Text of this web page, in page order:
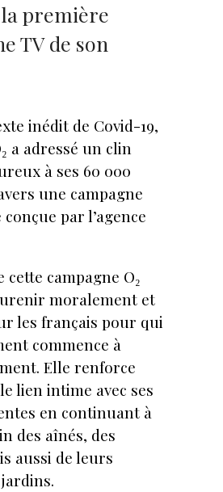
la première
TV de son
inédit de Covid-19,
a adressé un clin
à ses 60 000
une campagne
par l’agence
cette campagne O₂
moralement et
les français pour qui
commence à
Elle renforce
lien intime avec ses
en continuant à
des aînés, des
aussi de leurs